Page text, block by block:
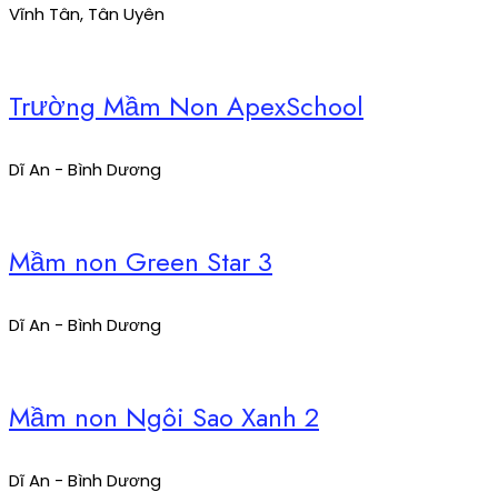
Vĩnh Tân, Tân Uyên
Trường Mầm Non ApexSchool
Dĩ An - Bình Dương
Mầm non Green Star 3
Dĩ An - Bình Dương
Mầm non Ngôi Sao Xanh 2
Dĩ An - Bình Dương